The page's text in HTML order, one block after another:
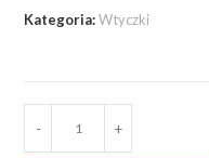
Kategoria:Wtyczki
- +